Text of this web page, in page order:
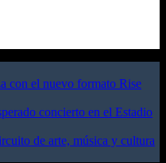
con el nuevo formato Rise
concierto en el Estadio
de arte, música y cultura